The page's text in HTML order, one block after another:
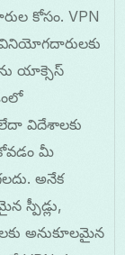
కోసం. VPN
యాక్సెస్
విదేశాలకు
మీ
అనేక
స్పీడ్లు,
అనుకూలమైన